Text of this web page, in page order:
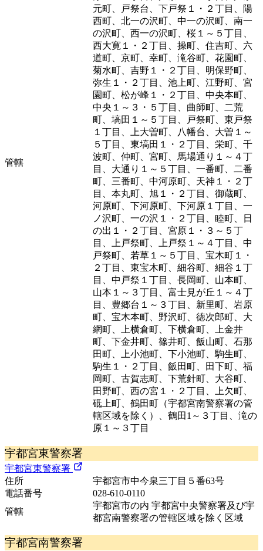
管轄
元町、戸祭台、下戸祭１・２丁目、陽
西町、北一の沢町、中一の沢町、南一
の沢町、西一の沢町、桜１～５丁目、
西大寛１・２丁目、操町、住吉町、六
道町、京町、幸町、滝谷町、花園町、
菊水町、吉野１・２丁目、明保野町、
弥生１・２丁目、池上町、江野町、宮
園町、松が峰１・２丁目、中央本町、
中央１～３・５丁目、曲師町、二荒
町、塙田１～５丁目、戸祭町、東戸祭
１丁目、上大曽町、八幡台、大曽１～
５丁目、東塙田１・２丁目、栄町、千
波町、仲町、宮町、馬場通り１～４丁
目、大通り１～５丁目、一番町、二番
町、三番町、中河原町、天神１・２丁
目、本丸町、旭１・２丁目、御蔵町、
河原町、下河原町、下河原１丁目、一
ノ沢町、一の沢１・２丁目、睦町、日
の出１・２丁目、宮原１・３～５丁
目、上戸祭町、上戸祭１～４丁目、中
戸祭町、若草１～５丁目、宝木町１・
２丁目、東宝木町、細谷町、細谷１丁
目、中戸祭１丁目、長岡町、山本町、
山本１～３丁目、富士見が丘１～４丁
目、豊郷台１～３丁目、新里町、岩原
町、宝木本町、野沢町、徳次郎町、大
網町、上横倉町、下横倉町、上金井
町、下金井町、篠井町、飯山町、石那
田町、上小池町、下小池町、駒生町、
駒生１・２丁目、飯田町、田下町、福
岡町、古賀志町、下荒針町、大谷町、
田野町、西の宮１・２丁目、上欠町、
砥上町、鶴田町（宇都宮南警察署の管
轄区域を除く）、鶴田1～３丁目、滝の
原１～３丁目
宇都宮東警察署
宇都宮東警察署
住所
宇都宮市中今泉三丁目５番63号
電話番号
028-610-0110
管轄
宇都宮市の内 宇都宮中央警察署及び宇
都宮南警察署の管轄区域を除く区域
宇都宮南警察署